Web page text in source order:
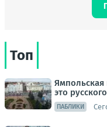
Топ
Ямпольская
это
ПАБЛИКИ